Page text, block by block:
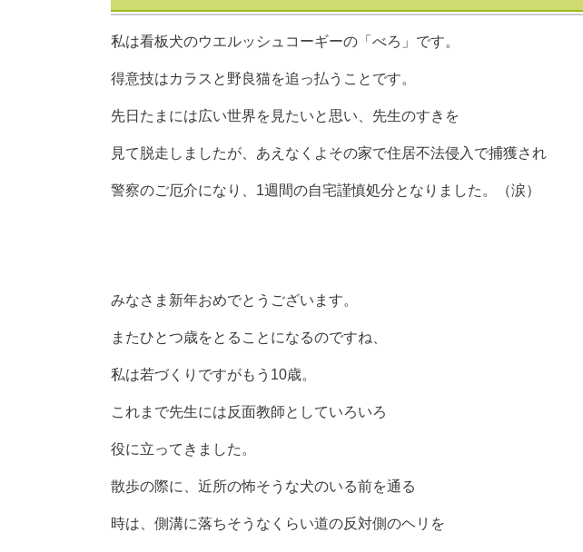
私は看板犬のウエルッシュコーギーの「べろ」です。
得意技はカラスと野良猫を追っ払うことです。
先日たまには広い世界を見たいと思い、先生のすきを
見て脱走しましたが、あえなくよその家で住居不法侵入で捕獲され
警察のご厄介になり、1週間の自宅謹慎処分となりました。（涙）
みなさま新年おめでとうございます。
またひとつ歳をとることになるのですね、
私は若づくりですがもう10歳。
これまで先生には反面教師としていろいろ
役に立ってきました。
散歩の際に、近所の怖そうな犬のいる前を通る
時は、側溝に落ちそうなくらい道の反対側のヘリを